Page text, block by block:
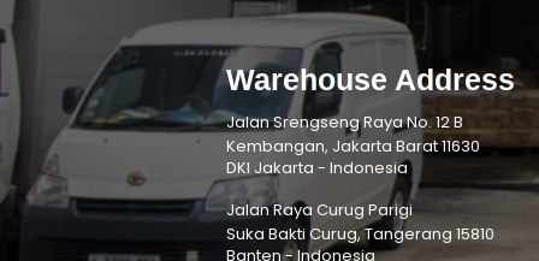
Warehouse Address
Jalan Srengseng Raya No. 12 B
Kembangan, Jakarta Barat 11630
DKI Jakarta - Indonesia
Jalan Raya Curug Parigi
Suka Bakti Curug, Tangerang 15810
Banten - Indonesia